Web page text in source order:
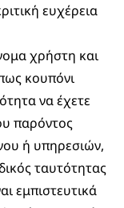
ευχέρεια
χρήστη και
κουπόνι
να έχετε
παρόντος
ή υπηρεσιών,
ταυτότητας
εμπιστευτικά